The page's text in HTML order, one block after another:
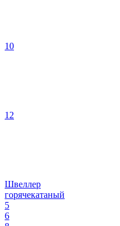
10
12
Швеллер
горячекатаный
5
6